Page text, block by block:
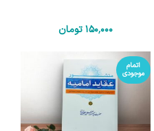
150٬000تومان
اتمام
موجودی